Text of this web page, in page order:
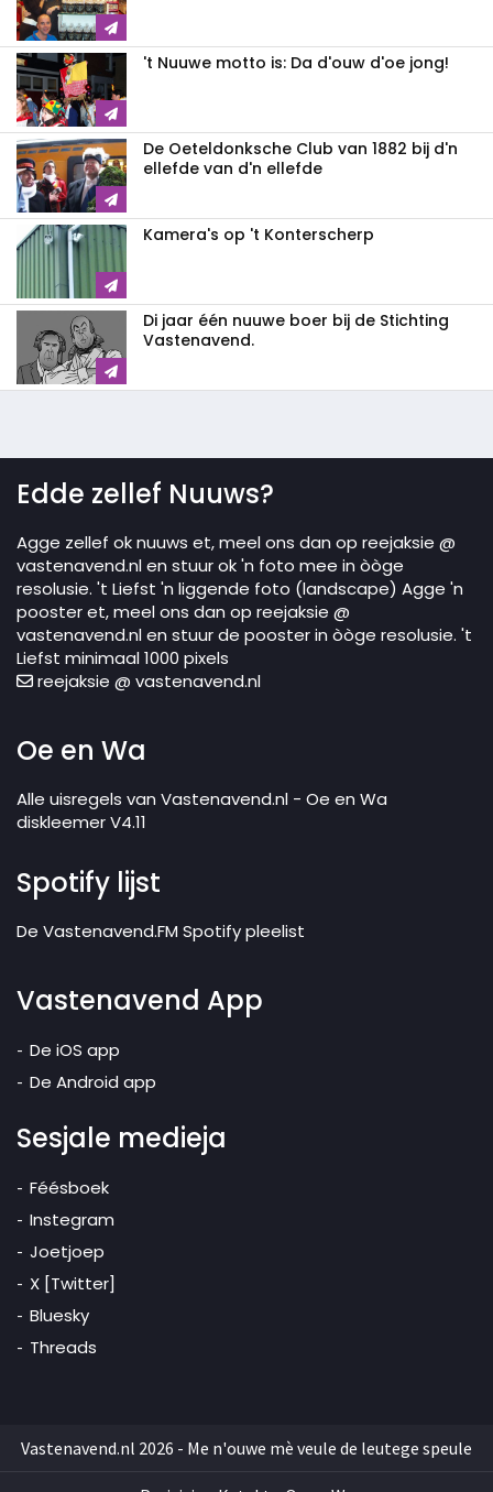
't Nuuwe motto is: Da d'ouw d'oe jong!
De Oeteldonksche Club van 1882 bij d'n
ellefde van d'n ellefde
Kamera's op 't Konterscherp
Di jaar één nuuwe boer bij de Stichting
Vastenavend.
Edde zellef Nuuws?
Agge zellef ok nuuws et, meel ons dan op reejaksie @
vastenavend.nl en stuur ok 'n foto mee in òòge
resolusie. 't Liefst 'n liggende foto (landscape) Agge 'n
pooster et, meel ons dan op reejaksie @
vastenavend.nl en stuur de pooster in òòge resolusie. 't
Liefst minimaal 1000 pixels
reejaksie @ vastenavend.nl
Oe en Wa
Alle uisregels van Vastenavend.nl - Oe en Wa
diskleemer V4.11
Spotify lijst
De Vastenavend.FM Spotify pleelist
Vastenavend App
De iOS app
De Android app
Sesjale medieja
Féésboek
Instegram
Joetjoep
X [Twitter]
Bluesky
Threads
Vastenavend.nl 2026 - Me n'ouwe mè veule de leutege speule